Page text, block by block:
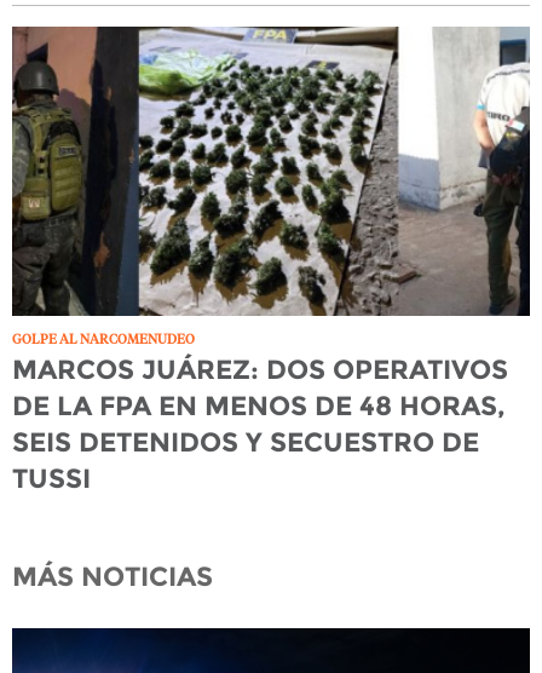
GOLPE AL NARCOMENUDEO
MARCOS JUÁREZ: DOS OPERATIVOS
DE LA FPA EN MENOS DE 48 HORAS,
SEIS DETENIDOS Y SECUESTRO DE
TUSSI
MÁS NOTICIAS